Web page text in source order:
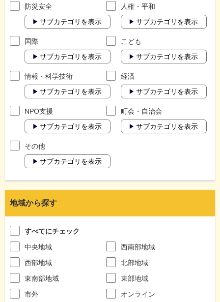
防災安全
サブカテゴリを表示
人権・平和
サブカテゴリを表示
国際
サブカテゴリを表示
こども
サブカテゴリを表示
情報・科学技術
サブカテゴリを表示
経済
サブカテゴリを表示
NPO支援
サブカテゴリを表示
町会・自治会
サブカテゴリを表示
その他
サブカテゴリを表示
地域から探す
すべてにチェック
中央地域
西南部地域
西部地域
北部地域
東南部地域
東部地域
市外
オンライン